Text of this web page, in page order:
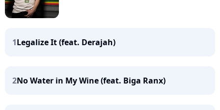
1Legalize It (feat. Derajah)
2No Water in My Wine (feat. Biga Ranx)